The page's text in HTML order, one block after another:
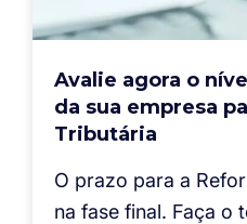
Avalie agora o
da sua empresa
Tributária
O prazo para a
na fase final. Faça o